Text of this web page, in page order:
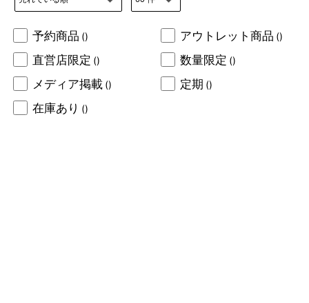
予約商品 () アウトレット商品 ()
直営店限定 () 数量限定 ()
メディア掲載 () 定期 ()
在庫あり ()